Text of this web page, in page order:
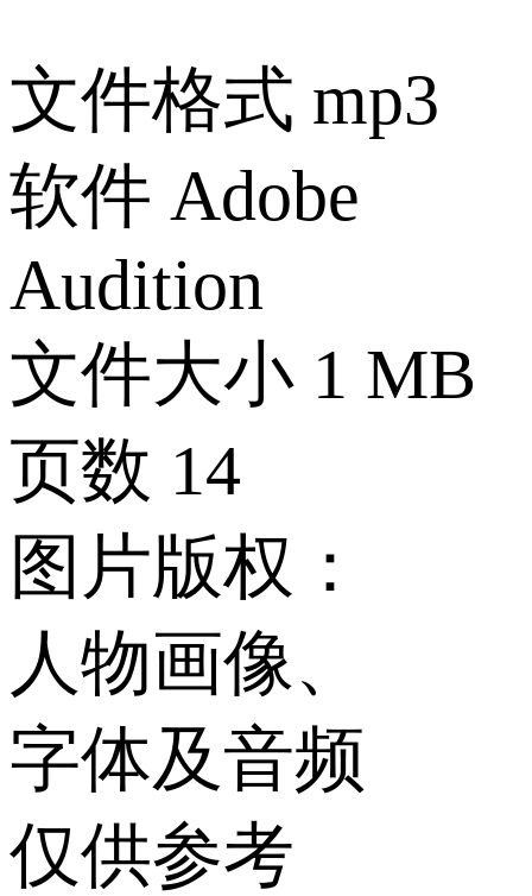
文件格式 mp3
软件 Adobe
Audition
文件大小 1 MB
页数 14
图片版权：
人物画像、
字体及音频
仅供参考